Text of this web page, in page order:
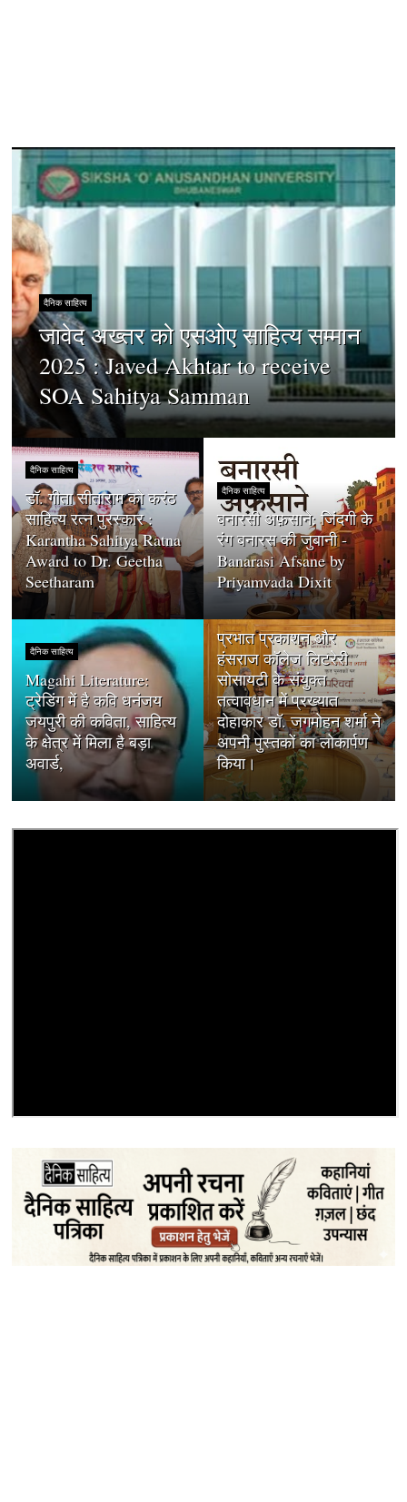
दैनिक साहित्य
जावेद अख्तर को एसओए साहित्य सम्मान
2025 : Javed Akhtar to receive
SOA Sahitya Samman
दैनिक साहित्य
डॉ. गीता सीताराम को करंठ
साहित्य रत्न पुरस्कार :
Karantha Sahitya Ratna
Award to Dr. Geetha
Seetharam
दैनिक साहित्य
बनारसी अफ़साने: जिंदगी के
रंग बनारस की जुबानी -
Banarasi Afsane by
Priyamvada Dixit
दैनिक साहित्य
Magahi Literature:
ट्रेडिंग में है कवि धनंजय
जयपुरी की कविता, साहित्य
के क्षेत्र में मिला है बड़ा
अवार्ड,
दैनिक साहित्य
प्रभात प्रकाशन और
हंसराज कॉलेज लिटरेरी
सोसायटी के संयुक्त
तत्वावधान में प्रख्यात
दोहाकार डॉ. जगमोहन शर्मा ने
अपनी पुस्तकों का लोकार्पण
किया।